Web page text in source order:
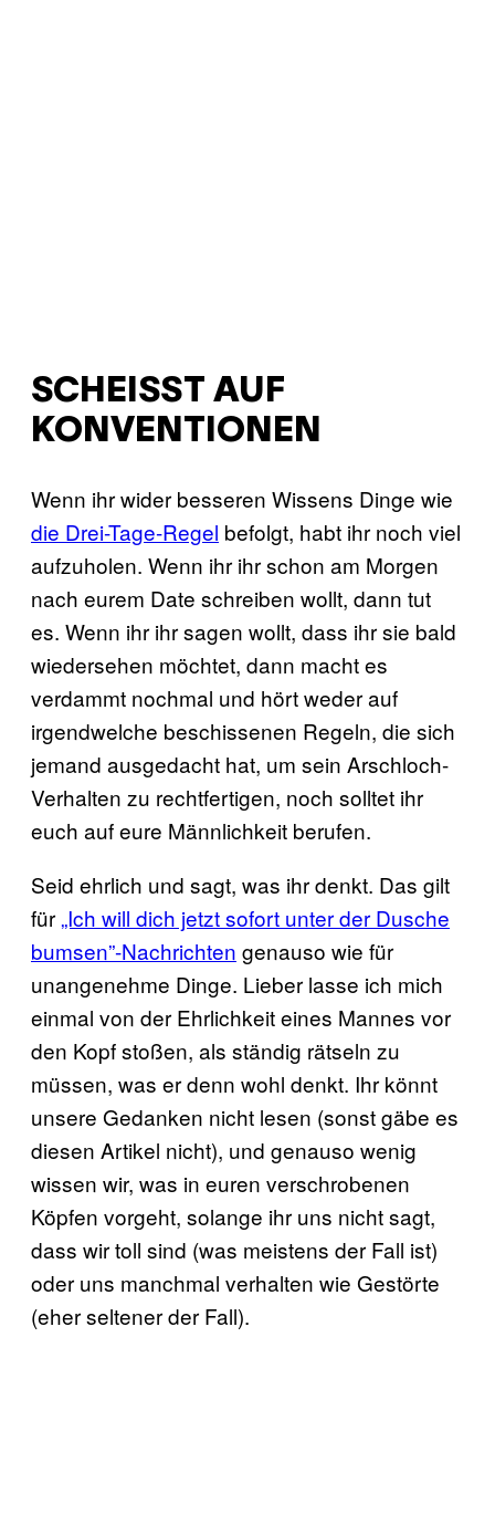
SCHEISST AUF K
ONVENTIONEN
Wenn ihr wider besseren Wissens Dinge wie
die Drei-Tage-Regel befolgt, habt ihr noch viel
aufzuholen. Wenn ihr ihr schon am Morgen
nach eurem Date schreiben wollt, dann tut
es. Wenn ihr ihr sagen wollt, dass ihr sie bald
wiedersehen möchtet, dann macht es
verdammt nochmal und hört weder auf
irgendwelche beschissenen Regeln, die sich
jemand ausgedacht hat, um sein Arschloch-
Verhalten zu rechtfertigen, noch solltet ihr
euch auf eure Männlichkeit berufen.
Seid ehrlich und sagt, was ihr denkt. Das gilt
für„Ich will dich jetzt sofort unter der Dusche
bumsen”-Nachrichten genauso wie für
unangenehme Dinge. Lieber lasse ich mich
einmal von der Ehrlichkeit eines Mannes vor
den Kopf stoßen, als ständig rätseln zu
müssen, was er denn wohl denkt. Ihr könnt
unsere Gedanken nicht lesen (sonst gäbe es
diesen Artikel nicht), und genauso wenig
wissen wir, was in euren verschrobenen
Köpfen vorgeht, solange ihr uns nicht sagt,
dass wir toll sind (was meistens der Fall ist)
oder uns manchmal verhalten wie Gestörte
(eher seltener der Fall).